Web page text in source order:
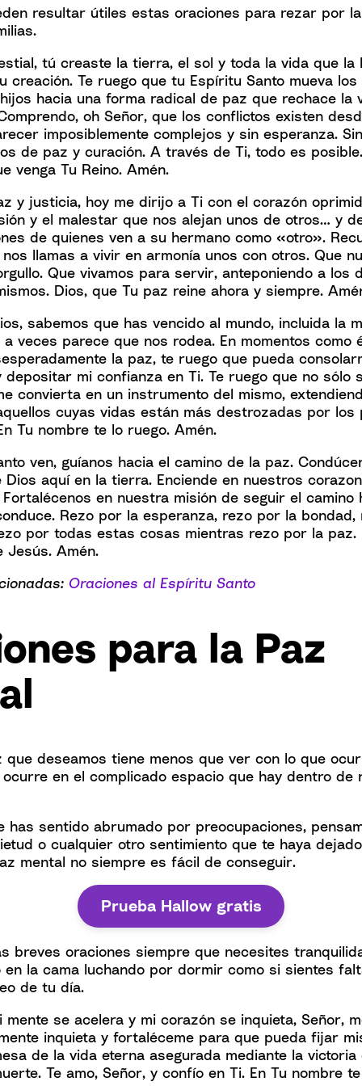
resultar útiles estas oraciones para rezar por
tú creaste la tierra, el sol y toda la vida que la
creación. Te ruego que tu Espíritu Santo mueva
hacia una forma radical de paz que rechace la
oh Señor, que los conflictos existen
imposiblemente complejos y sin esperanza.
de paz y curación. A través de Ti, todo es
venga Tu Reino. Amén.
y justicia, hoy me dirijo a Ti con el corazón
y el malestar que nos alejan unos de otros… y
de quienes ven a su hermano como «otro».
llamas a vivir en armonía unos con otros. Que
Que vivamos para servir, anteponiendo a los
Dios, que Tu paz reine ahora y siempre.
sabemos que has vencido al mundo, incluida la
a veces parece que nos rodea. En momentos como
la paz, te ruego que pueda
depositar mi confianza en Ti. Te ruego que no sólo
convierta en un instrumento del mismo,
cuyas vidas están más destrozadas por los
Tu nombre te lo ruego. Amén.
ven, guíanos hacia el camino de la paz.
Dios aquí en la tierra. Enciende en nuestros
en nuestra misión de seguir el camino
Rezo por la esperanza, rezo por la
por todas estas cosas mientras rezo por la paz.
Jesús. Amén.
Oraciones al Espíritu Santo
para la Paz
que deseamos tiene menos que ver con lo que
en el complicado espacio que hay dentro de
has sentido abrumado por preocupaciones,
o cualquier otro sentimiento que te haya
mental no siempre es fácil de conseguir.
Prueba Hallow gratis
breves oraciones siempre que necesites
la cama luchando por dormir como si sientes
de tu día.
mente se acelera y mi corazón se inquieta, Señor,
inquieta y fortaléceme para que pueda fijar
de la vida eterna asegurada mediante la
Te amo, Señor, y confío en Ti. En Tu nombre